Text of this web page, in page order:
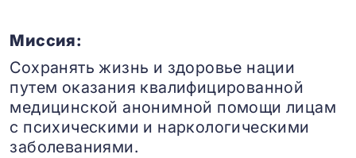
Миссия:
Сохранять жизнь и здоровье нации
путем оказания квалифицированной
медицинской анонимной помощи лицам
с психическими и наркологическими
заболеваниями.